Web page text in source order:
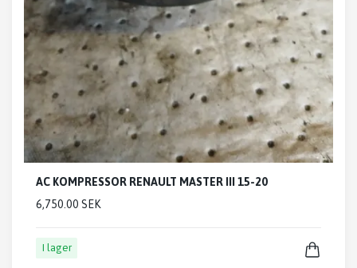
AC KOMPRESSOR RENAULT MASTER III 15-20
6,750.00 SEK
I lager